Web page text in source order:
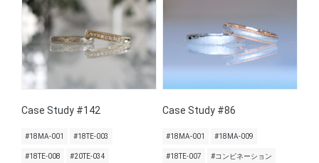
Case Study #142
#18MA-001 #18TE-003
#18TE-008 #20TE-034
Case Study #86
#18MA-001 #18MA-009
#18TE-007 #コンビネーション